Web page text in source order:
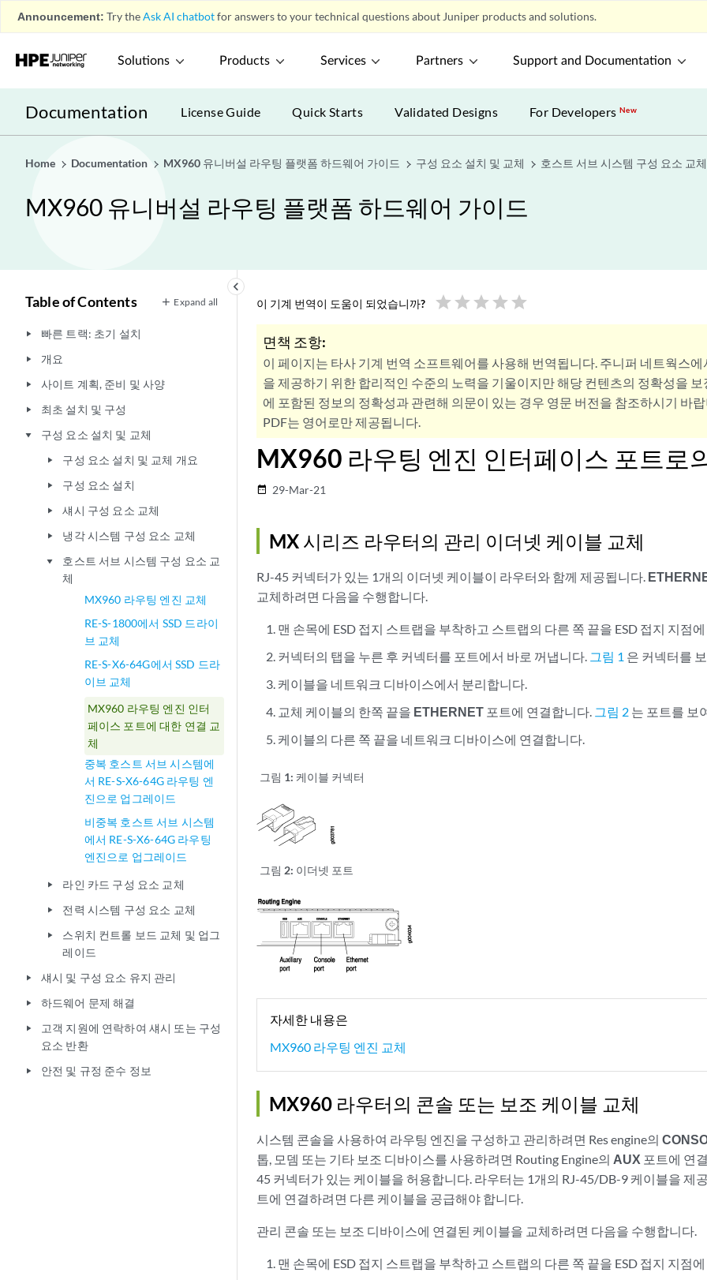
Announcement: Try theAsk AI chatbotfor answers to your technical questions about Juniper products and solutions.
Solutions Products Services Partners Support and Documentation
Documentation License Guide Quick Starts Validated Designs For DevelopersNew
Home Documentation MX960 유니버설 라우팅 플랫폼 하드웨어 가이드 구성 요소 설치 및 교체 호스트 서브 시스템 구성 요소 교체
MX960 유니버설 라우팅 플랫폼 하드웨어 가이드
keyboard_arrow_left
Table of Contents Expand all
play_arrow 빠른 트랙: 초기 설치
play_arrow 개요
play_arrow 사이트 계획, 준비 및 사양
play_arrow 최초 설치 및 구성
play_arrow 구성 요소 설치 및 교체
play_arrow 구성 요소 설치 및 교체 개요
play_arrow 구성 요소 설치
play_arrow 섀시 구성 요소 교체
play_arrow 냉각 시스템 구성 요소 교체
play_arrow
호스트 서브 시스템 구성 요소 교
체
MX960 라우팅 엔진 교체
RE-S-1800에서 SSD 드라이
브 교체
RE-S-X6-64G에서 SSD 드라
이브 교체
MX960 라우팅 엔진 인터
페이스 포트에 대한 연결 교
체
중복 호스트 서브 시스템에
서 RE-S-X6-64G 라우팅 엔
진으로 업그레이드
비중복 호스트 서브 시스템
에서 RE-S-X6-64G 라우팅
엔진으로 업그레이드
play_arrow 라인 카드 구성 요소 교체
play_arrow 전력 시스템 구성 요소 교체
play_arrow
스위치 컨트롤 보드 교체 및 업그
레이드
play_arrow 섀시 및 구성 요소 유지 관리
play_arrow 하드웨어 문제 해결
play_arrow
고객 지원에 연락하여 섀시 또는 구성
요소 반환
play_arrow 안전 및 규정 준수 정보
이 기계 번역이 도움이 되었습니까? star star star star star
면책 조항:
이 페이지는 타사 기계 번역 소프트웨어를 사용해 번역됩니다. 주니퍼 네트웍스
을 제공하기 위한 합리적인 수준의 노력을 기울이지만 해당 컨텐츠의 정확성을 보
에 포함된 정보의 정확성과 관련해 의문이 있는 경우 영문 버전을 참조하시기 바
PDF는 영어로만 제공됩니다.
MX960 라우팅 엔진 인터페이스 포트로
date_range 29-Mar-21
MX 시리즈 라우터의 관리 이더넷 케이블 교체
RJ-45 커넥터가 있는 1개의 이더넷 케이블이 라우터와 함께 제공됩니다.
교체하려면 다음을 수행합니다.
맨 손목에 ESD 접지 스트랩을 부착하고 스트랩의 다른 쪽 끝을 ESD 접지 지점
커넥터의 탭을 누른 후 커넥터를 포트에서 바로 꺼냅니다. 그림 1 은 커넥터를
케이블을 네트워크 디바이스에서 분리합니다.
교체 케이블의 한쪽 끝을 ETHERNET 포트에 연결합니다. 그림 2 는 포트를 보
케이블의 다른 쪽 끝을 네트워크 디바이스에 연결합니다.
그림 1: 케이블 커넥터
그림 2: 이더넷 포트
자세한 내용은
MX960 라우팅 엔진 교체
MX960 라우터의 콘솔 또는 보조 케이블 교체
시스템 콘솔을 사용하여 라우팅 엔진을 구성하고 관리하려면 Res engine의
톱, 모뎀 또는 기타 보조 디바이스를 사용하려면 Routing Engine의 AUX 포트에 연
45 커넥터가 있는 케이블을 허용합니다. 라우터는 1개의 RJ-45/DB-9 케이블을 제
트에 연결하려면 다른 케이블을 공급해야 합니다.
관리 콘솔 또는 보조 디바이스에 연결된 케이블을 교체하려면 다음을 수행합니다.
맨 손목에 ESD 접지 스트랩을 부착하고 스트랩의 다른 쪽 끝을 ESD 접지 지점